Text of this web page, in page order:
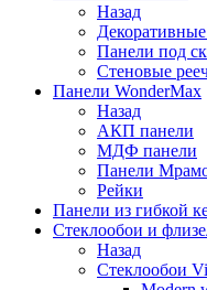
Назад
Панели под
Стеновые
Панели WonderMax
Назад
АКП панели
МДФ панели
Панели
Рейки
Панели из гибкой
Стеклообои и
Назад
Стеклообои